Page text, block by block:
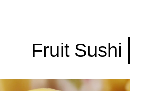
Fruit Sushi